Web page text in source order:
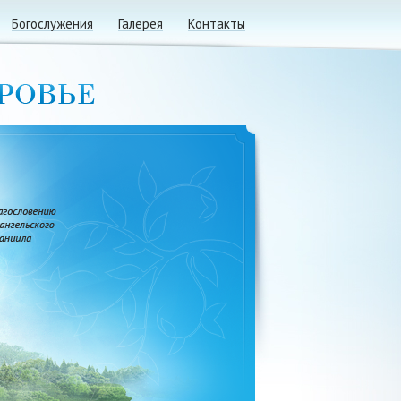
Богослужения Галерея Контакты